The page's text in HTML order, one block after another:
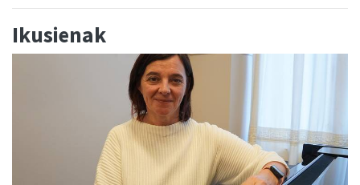
Ikusienak